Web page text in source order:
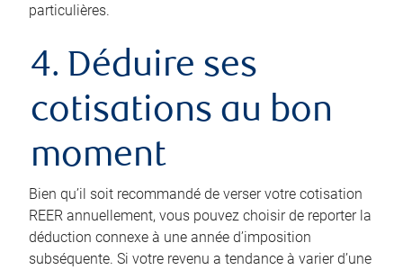
particulières.
4. Déduire ses
cotisations au bon
moment
Bien qu’il soit recommandé de verser votre cotisation
REER annuellement, vous pouvez choisir de reporter la
déduction connexe à une année d’imposition
subséquente. Si votre revenu a tendance à varier d’une